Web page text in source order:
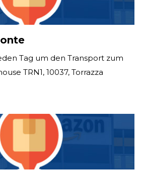
Tag um den Transport zum
TRN1, 10037, Torrazza